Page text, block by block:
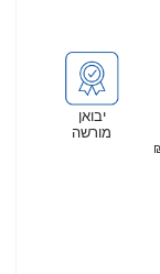
יבואן
מורשה